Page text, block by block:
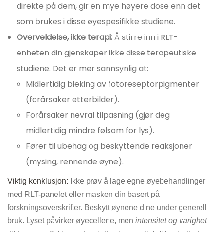
direkte på dem, gir en mye høyere dose enn det
som brukes i disse øyespesifikke studiene.
Overveldelse, ikke terapi:Å stirre inn i RLT-
enheten din gjenskaper ikke disse terapeutiske
studiene. Det er mer sannsynlig at:
Midlertidig bleking av fotoreseptorpigmenter
(forårsaker etterbilder).
Forårsaker nevral tilpasning (gjør deg
midlertidig mindre følsom for lys).
Fører til ubehag og beskyttende reaksjoner
(mysing, rennende øyne).
Viktig konklusjon:
Ikke prøv å lage egne øyebehandlinger
med RLT-panelet eller masken din basert på
forskningsoverskrifter. Beskytt øynene dine under generell
bruk. Lyset påvirker øyecellene, men intensitet og varighet